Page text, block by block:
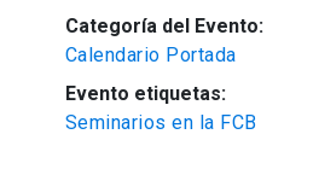
Categoría del Evento:
Calendario Portada
Evento etiquetas:
Seminarios en la FCB